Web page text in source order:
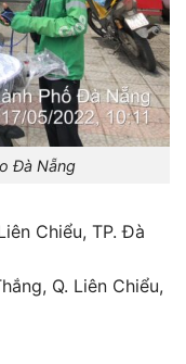
Đà Nẵng
Chiểu, TP. Đà
Q. Liên Chiểu,